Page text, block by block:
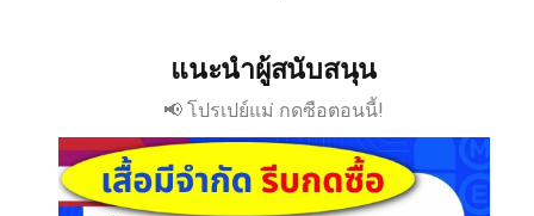
แนะนำผู้สนับสนุน
📢 โปรเปย์แม่ กดซือตอนนี้!